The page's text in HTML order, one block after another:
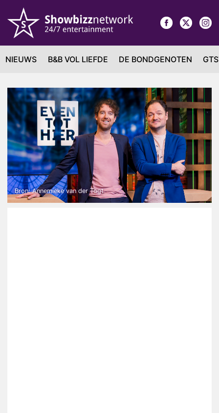
NIEUWS B&B VOL LIEFDE DE BONDGENOTEN
Bron: Annemieke van der Togt